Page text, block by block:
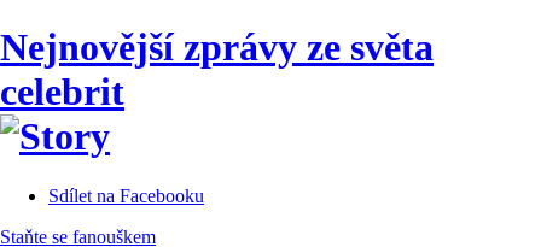
Nejnovější zprávy ze světa
celebrit
Sdílet na Facebooku
Staňte se fanouškem